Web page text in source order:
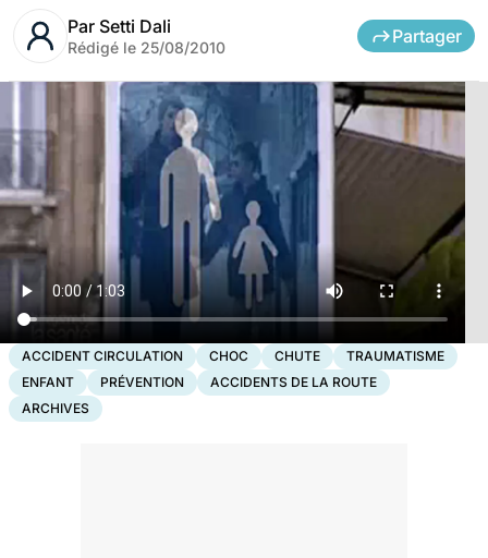
Par Setti Dali
Rédigé le 25/08/2010
Partager
ACCIDENT CIRCULATION CHOC CHUTE
TRAUMATISME
ENFANT
PRÉVENTION
ACCIDENTS DE LA ROUTE
ARCHIVES